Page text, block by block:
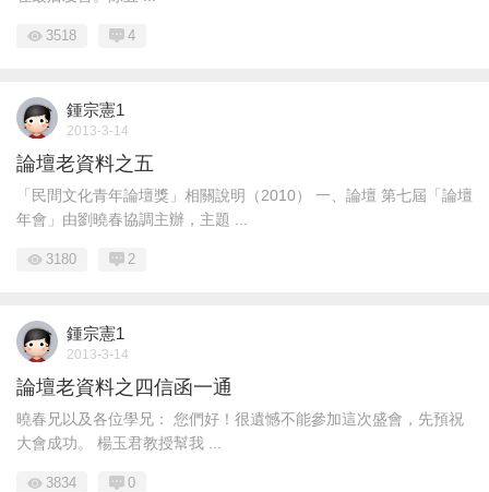
3518 4
鍾宗憲1
2013-3-14
論壇老資料之五
「民間文化青年論壇獎」相關說明（2010） 一、論壇 第七屆「論壇
年會」由劉曉春協調主辦，主題 ...
3180 2
鍾宗憲1
2013-3-14
論壇老資料之四信函一通
曉春兄以及各位學兄： 您們好！很遺憾不能參加這次盛會，先預祝
大會成功。 楊玉君教授幫我 ...
3834 0